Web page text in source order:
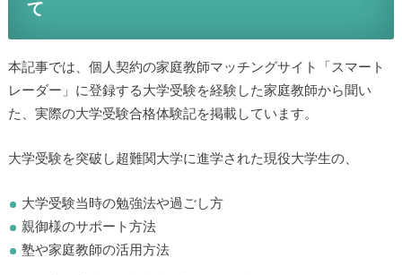
て
本記事では、個人契約の家庭教師マッチングサイト「スマート
レーダー」に登録する大学受験を経験した家庭教師から聞い
た、実際の大学受験合格体験記を掲載しています。
大学受験を突破し超難関大学に進学された現役大学生の、
大学受験当時の勉強法や過ごし方
親御様のサポート方法
塾や家庭教師の活用方法